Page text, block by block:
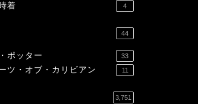
着 4
44
ポッター 33
ツ・オブ・カリビアン 11
3,751